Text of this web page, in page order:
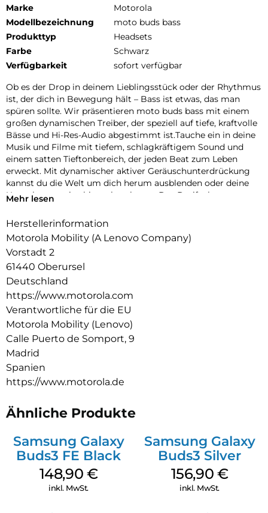
Marke
Motorola
Modellbezeichnung
moto buds bass
Produkttyp
Headsets
Farbe
Schwarz
Verfügbarkeit
sofort verfügbar
Ob es der Drop in deinem Lieblingsstück oder der Rhythmus
ist, der dich in Bewegung hält – Bass ist etwas, das man
spüren sollte. Wir präsentieren moto buds bass mit einem
großen dynamischen Treiber, der speziell auf tiefe, kraftvolle
Bässe und Hi-Res-Audio abgestimmt ist.Tauche ein in deine
Musik und Filme mit tiefem, schlagkräftigem Sound und
einem satten Tieftonbereich, der jeden Beat zum Leben
erweckt. Mit dynamischer aktiver Geräuschunterdrückung
kannst du die Welt um dich herum ausblenden oder deine
Umgebung weiterhin wahrnehmen. Das Dreifach-
Sprachanrufe. Und mit der Moto Buds-App kannst du dein
und dazu noch jede Menge Spielzeit, Schnellladen und ein
wasserabweisendes Design. Fühle, wie der Beat zum Leben
erwacht mit moto buds bass.
Mehr lesen
Herstellerinformation
Motorola Mobility (A Lenovo Company)
Vorstadt 2
61440 Oberursel
Deutschland
https://www.motorola.com
Verantwortliche für die EU
Motorola Mobility (Lenovo)
Calle Puerto de Somport, 9
Madrid
Spanien
https://www.motorola.de
Ähnliche Produkte
Samsung Galaxy
Buds3 FE Black
148,90 €
inkl. MwSt.
Samsung Galaxy
Buds3 Silver
156,90 €
inkl. MwSt.